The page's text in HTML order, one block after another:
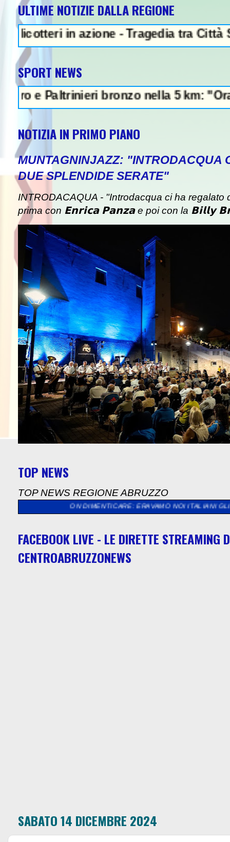
ULTIME NOTIZIE DALLA REGIONE
in azione - Tragedia tra Città
SPORT NEWS
bronzo nella 5 km: "Ora ci
NOTIZIA IN PRIMO PIANO
MUNTAGNINJAZZ: "INTRODACQUA
DUE SPLENDIDE SERATE"
INTRODACAQUA - "Introdacqua ci ha regalato
prima con 𝗘𝗻𝗿𝗶𝗰𝗮 𝗣𝗮𝗻𝘇𝗮 e poi con la 𝗕𝗶𝗹𝗹𝘆
TOP NEWS
TOP NEWS REGIONE ABRUZZO
DA NON DIMENTICARE: ERAVAMO NOI ITALIANI GLI STRANIERI,
FACEBOOK LIVE - LE DIRETTE STREAMING
CENTROABRUZZONEWS
SABATO 14 DICEMBRE 2024
NEWS IN